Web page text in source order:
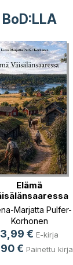
oD:LLA
Elämä
Marjatta Pulfer-
Korhonen
3,99 € E-kirja
€ Painettu kirja